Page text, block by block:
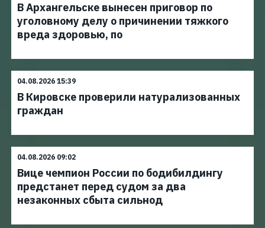
В Архангельске вынесен приговор по
уголовному делу о причинении тяжкого
вреда здоровью, по
04.08.2026 15:39
В Кировске проверили натурализованных
граждан
04.08.2026 09:02
Вице чемпион России по бодибилдингу
предстанет перед судом за два
незаконных сбыта сильнод